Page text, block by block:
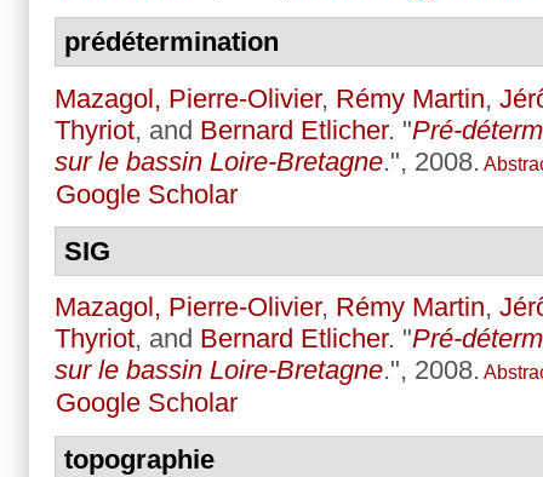
prédétermination
Mazagol, Pierre-Olivier, Rémy Martin,
Thyriot, and Bernard Etlicher. "Pré-
sur le bassin Loire-Bretagne.", 2008.
Google Scholar
SIG
Mazagol, Pierre-Olivier, Rémy Martin,
Thyriot, and Bernard Etlicher. "Pré-
sur le bassin Loire-Bretagne.", 2008.
Google Scholar
topographie